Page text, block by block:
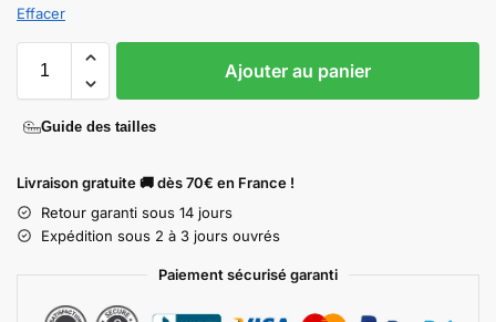
Effacer
Ajouter au panier
Guide des tailles
Livraison gratuite 🚚 dès 70€ en France !
Retour garanti sous 14 jours
Expédition sous 2 à 3 jours ouvrés
Paiement sécurisé garanti